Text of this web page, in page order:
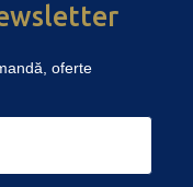
oferte